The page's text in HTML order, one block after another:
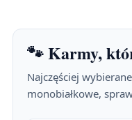
🐾 Karmy,
Najczęściej
monobiałkowe,